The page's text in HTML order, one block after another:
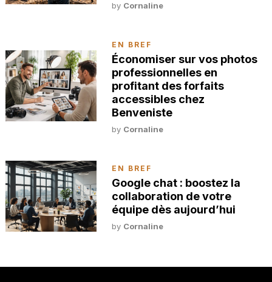
by Cornaline
EN BREF
Économiser sur vos photos
professionnelles en
profitant des forfaits
accessibles chez
Benveniste
by Cornaline
EN BREF
Google chat : boostez la
collaboration de votre
équipe dès aujourd’hui
by Cornaline